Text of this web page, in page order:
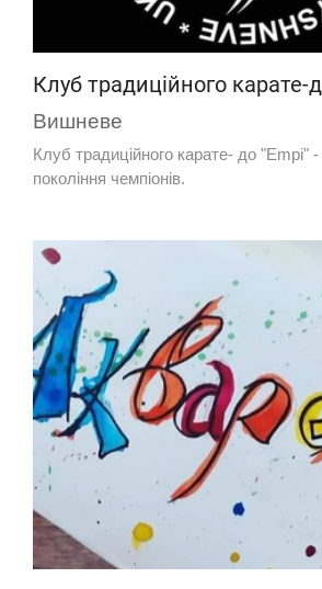
Клуб традиційного карате-
Вишневе
Клуб традиційного карате- до "Empi"
покоління чемпіонів.